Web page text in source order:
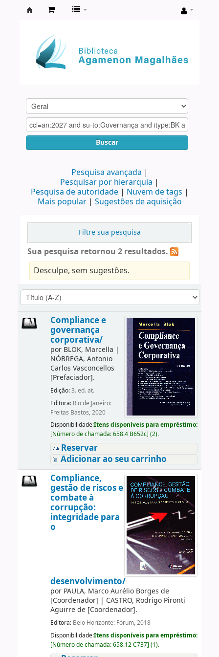
Agamenon
Magalhães
Buscar
Pesquisa avançada
Pesquisar por hierarquia
Pesquisa de autoridade
Nuvem de tags
Mais popular
Sugestões de aquisição
Filtre sua pesquisa
Sua pesquisa retornou 2 resultados.
Desculpe, sem sugestões.
Compliance e
governança
corporativa/
por BLOK, Marcella |
NÓBREGA, Antonio
Carlos Vasconcellos
[Prefaciador].
Edição:3. ed. at.
Editora: Rio de Janeiro:
Freitas Bastos, 2020
Disponibilidade:Itens disponíveis para empréstimo:
[Número de chamada:658.4 B652c] (2).
Reservar
Adicionar ao seu carrinho
Compliance,
gestão de riscos e
combate à
corrupção:
integridade para
o
desenvolvimento/
por PAULA, Marco Aurélio Borges de
[Coordenador] | CASTRO, Rodrigo Pironti
Aguirre de[Coordenador].
Editora: Belo Horizonte: Fórum, 2018
Disponibilidade:Itens disponíveis para empréstimo:
[Número de chamada:658.12 C737] (1).